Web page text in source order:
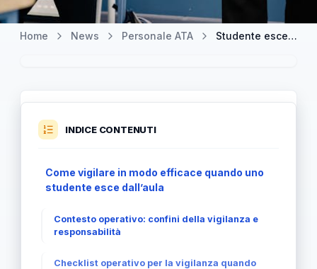
Home News Personale ATA Studente esce dall’aula: la vigilanza resta al docente, il collaboratore è supporto e cosa succede se il personale manca
INDICE CONTENUTI
Come vigilare in modo efficace quando uno
studente esce dall’aula
Contesto operativo: confini della vigilanza e
responsabilità
Checklist operativo per la vigilanza quando